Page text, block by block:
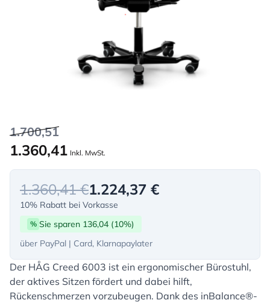
1.700,51
1.360,41 Inkl. MwSt.
1.360,41 €1.224,37 €
10% Rabatt bei Vorkasse
% Sie sparen 136,04 (10%)
über PayPal | Card, Klarnapaylater
Der HÅG Creed 6003 ist ein ergonomischer Bürostuhl,
der aktives Sitzen fördert und dabei hilft,
Rückenschmerzen vorzubeugen. Dank des inBalance®-